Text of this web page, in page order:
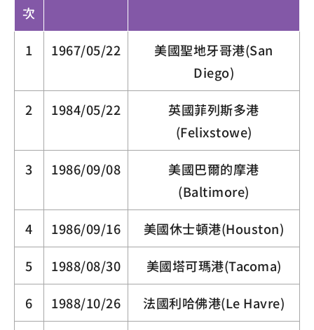
次
1 1967/05/22
美國聖地牙哥港(San
Diego)
2 1984/05/22
英國菲列斯多港
(Felixstowe)
3 1986/09/08
美國巴爾的摩港
(Baltimore)
4 1986/09/16 美國休士頓港(Houston)
5 1988/08/30 美國塔可瑪港(Tacoma)
6 1988/10/26 法國利哈佛港(Le Havre)